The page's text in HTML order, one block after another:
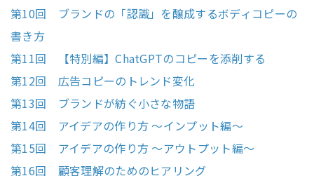
第10回 ブランドの「認識」を醸成するボディコピーの
書き方
第11回 【特別編】ChatGPTのコピーを添削する
第12回 広告コピーのトレンド変化
第13回 ブランドが紡ぐ小さな物語
第14回 アイデアの作り方 ～インプット編～
第15回 アイデアの作り方 ～アウトプット編～
第16回 顧客理解のためのヒアリング